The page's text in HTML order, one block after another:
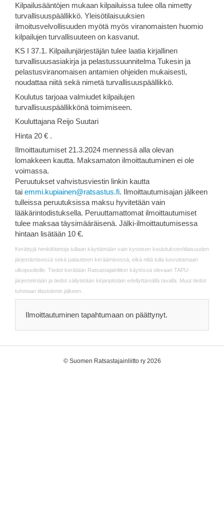
Kilpailusääntöjen mukaan kilpailuissa tulee olla nimetty
turvallisuuspäällikkö. Yleisötilaisuuksien
ilmoitusvelvollisuuden myötä myös viranomaisten huomio
kilpailujen turvallisuuteen on kasvanut.
KS I 37.1. Kilpailunjärjestäjän tulee laatia kirjallinen
turvallisuusasiakirja ja pelastussuunnitelma Tukesin ja
pelastusviranomaisen antamien ohjeiden mukaisesti,
noudattaa niitä sekä nimetä turvallisuuspäällikkö.
Koulutus tarjoaa valmiudet kilpailujen
turvallisuuspäällikkönä toimimiseen.
Kouluttajana Reijo Suutari
Hinta 20 € .
Ilmoittautumiset 21.3.2024 mennessä alla olevan
lomakkeen kautta. Maksamaton ilmoittautuminen ei ole
voimassa.
Peruutukset vahvistusviestin linkin kautta
tai emmi.kupiainen@ratsastus.fi. Ilmoittautumisajan jälkeen
tulleissa peruutuksissa maksu hyvitetään vain
lääkärintodistuksella. Peruuttamattomat ilmoittautumiset
tulee maksaa täysimääräisenä. Jälki-ilmoittautumisessa
hintaan lisätään 10 €.
Kerättyjä henkilötietoja tullaan käyttämään vain kyseisen koulutuksen/tilaisuuden
järjestämisessä sekä palautteen keräämisessä, eikä niitä tulla luovuttamaan
ulkopuolisille. Tiedot kerätään Ratsastajainliiton käytössä olevaan TAPU-
järjestelmään ja tiedot säilytetään kirjanpitolain edellyttämällä tavalla. Muut tiedot
tuhotaan tilastoinnin jälkeen.
Ilmoittautuminen tapahtumaan on päättynyt.
©Suomen Ratsastajainliitto ry 2026